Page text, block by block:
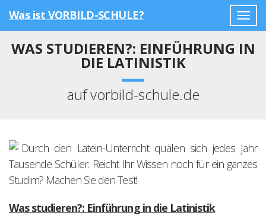
Was ist VORBILD-SCHULE?
WAS STUDIEREN?: EINFÜHRUNG IN
DIE LATINISTIK
auf vorbild-schule.de
Durch den Latein-Unterricht quälen sich jedes Jahr
Tausende Schüler. Reicht Ihr Wissen noch für ein ganzes
Studim? Machen Sie den Test!
Was studieren?: Einführung in die Latinistik